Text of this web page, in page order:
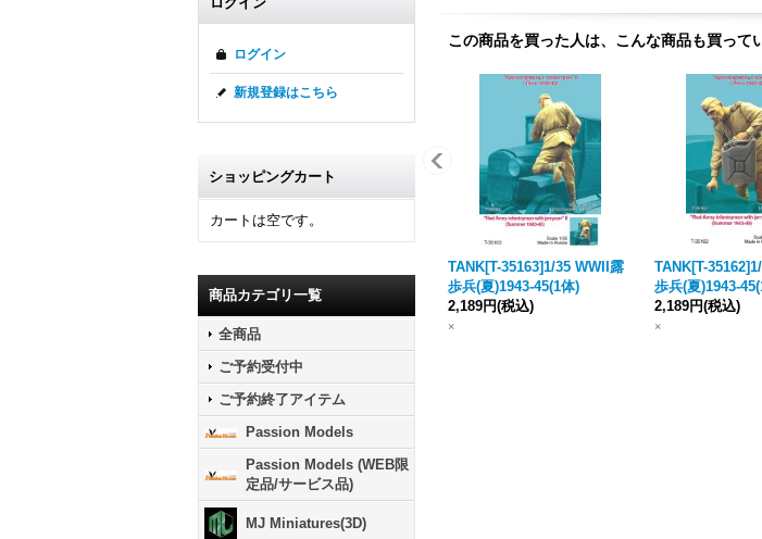
ログイン
新規登録はこちら
ショッピングカート
カートは空です。
商品カテゴリ一覧
全商品
ご予約受付中
ご予約終了アイテム
Passion Models
Passion Models (WEB限
定品/サービス品)
MJ Miniatures(3D)
この商品を買った人は、こんな商品も買って
TANK[T-35163]1/35 WWII露
歩兵(夏)1943-45(1体)
2,189円(税込)
×
TANK[T-
歩兵(夏)1943-
2,189円(税込)
×